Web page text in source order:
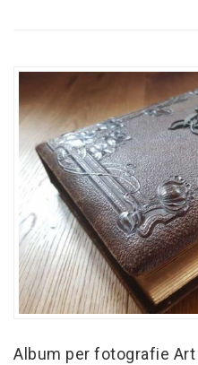
Album per fotografie